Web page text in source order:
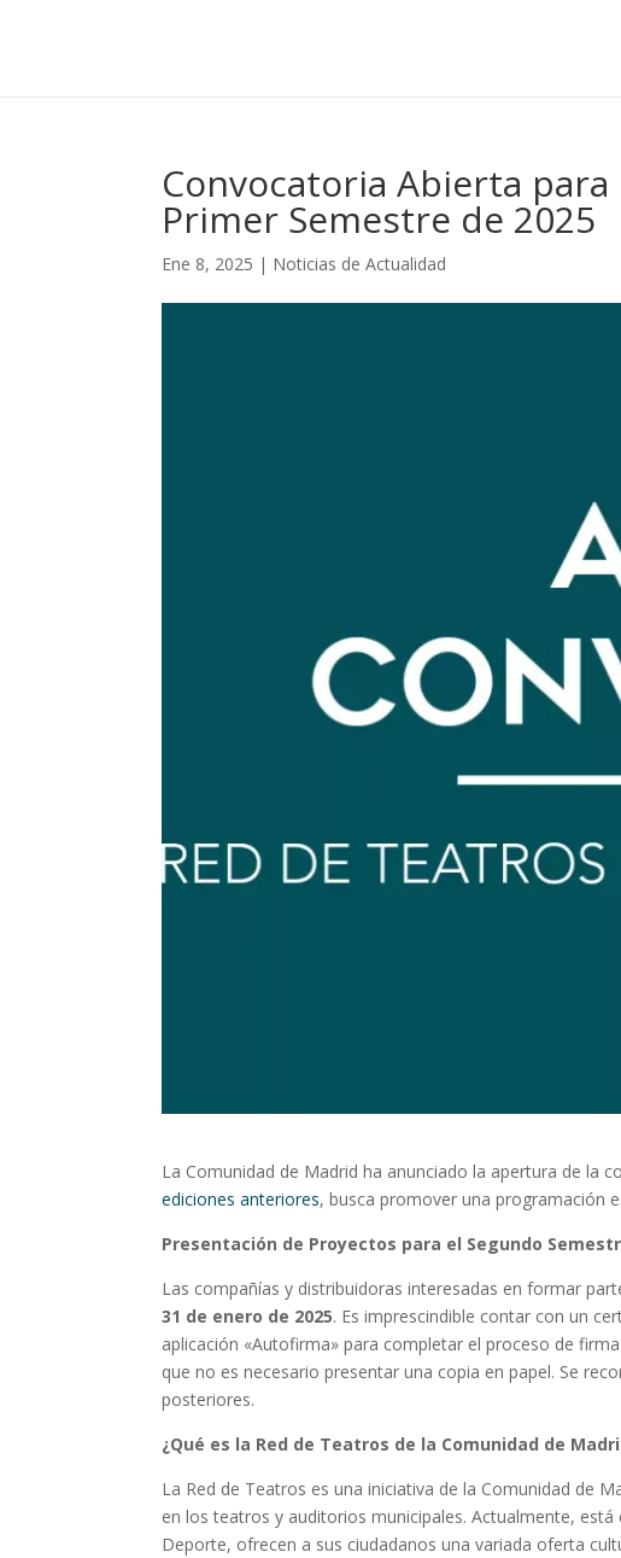
Convocatoria Abierta
Primer Semestre de 2025
Ene 8, 2025 | Noticias de Actualidad
La Comunidad de Madrid ha anunciado la apertura de la
ediciones anteriores, busca promover una programación
Presentación de Proyectos para el Segundo
Las compañías y distribuidoras interesadas en formar
31 de enero de 2025. Es imprescindible contar con un
aplicación «Autofirma» para completar el proceso de
que no es necesario presentar una copia en papel. Se
posteriores.
¿Qué es la Red de Teatros de la Comunidad de
La Red de Teatros es una iniciativa de la Comunidad de
en los teatros y auditorios municipales. Actualmente,
Deporte, ofrecen a sus ciudadanos una variada oferta